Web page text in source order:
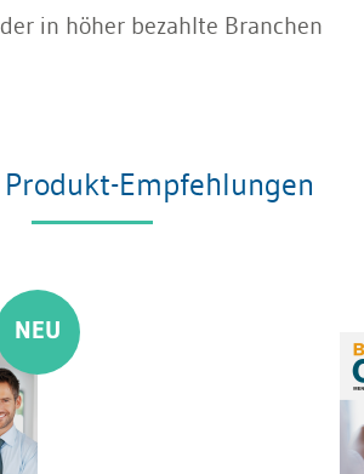
in höher bezahlte Branchen
Produkt-Empfehlungen